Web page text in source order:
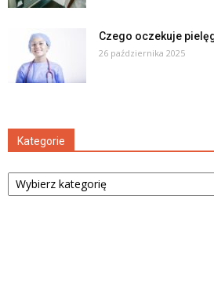
Czego oczekuje
26 października 2025
Kategorie
Kategorie